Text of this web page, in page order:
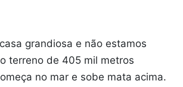
grandiosa e não estamos
terreno de 405 mil metros
no mar e sobe mata acima.